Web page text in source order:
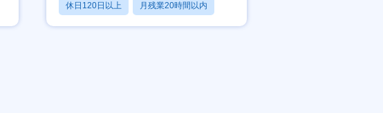
休日120日以上 月残業20時間以内
賞与あり